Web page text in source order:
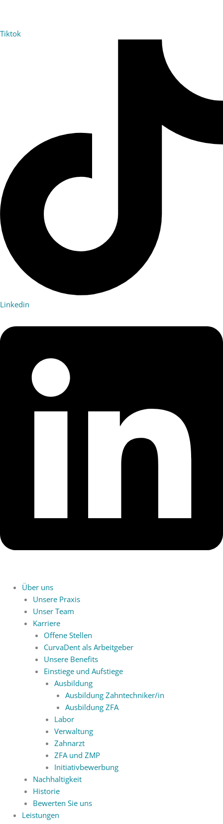
Tiktok
Linkedin
Über uns
Unsere Praxis
Unser Team
Karriere
Offene Stellen
CurvaDent als Arbeitgeber
Unsere Benefits
Einstiege und Aufstiege
Ausbildung
Ausbildung Zahntechniker/in
Ausbildung ZFA
Labor
Verwaltung
Zahnarzt
ZFA und ZMP
Initiativbewerbung
Nachhaltigkeit
Historie
Bewerten Sie uns
Leistungen